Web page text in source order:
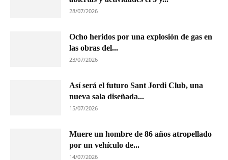
28/07/2026
Ocho heridos por una explosión de gas en
las obras del...
23/07/2026
Así será el futuro Sant Jordi Club, una
nueva sala diseñada...
15/07/2026
Muere un hombre de 86 años atropellado
por un vehículo de...
14/07/2026